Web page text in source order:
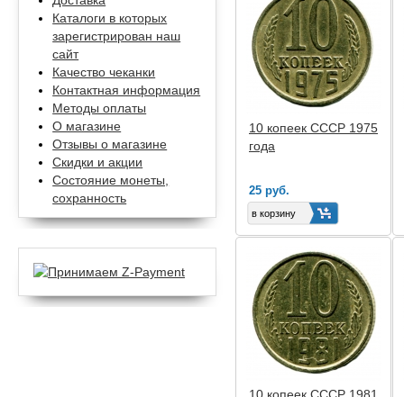
Каталоги в которых
зарегистрирован наш
сайт
Качество чеканки
Контактная информация
Методы оплаты
О магазине
Отзывы о магазине
Скидки и акции
Состояние монеты,
сохранность
10 копеек СССР 1975
года
25 руб.